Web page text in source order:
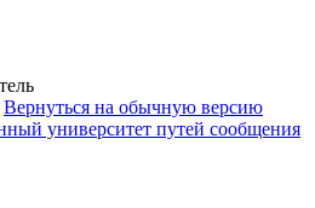
Вернуться на обычную версию